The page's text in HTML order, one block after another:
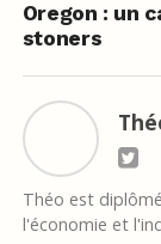
Oregon : un
stoners
Théo est
l'économie et